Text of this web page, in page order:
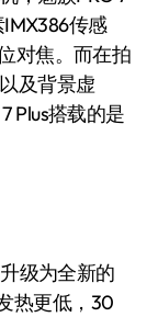
传感
对焦。而在拍
及背景虚
Plus搭载的是
级为全新的
热更低，30